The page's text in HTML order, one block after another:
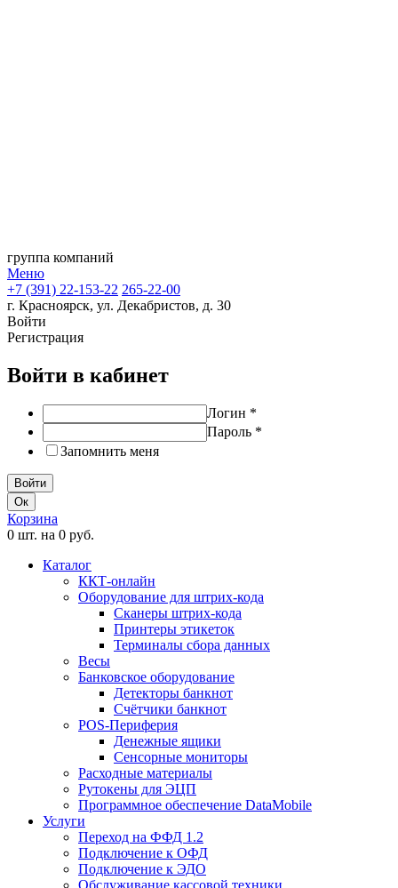
группа компаний
Меню
+7 (391) 22-153-22 265-22-00
г. Красноярск, ул. Декабристов, д. 30
Войти
Регистрация
Войти в кабинет
Логин *
Пароль *
Запомнить меня
Ок
Корзина
0 шт. на 0 руб.
Каталог
ККТ-онлайн
Оборудование для штрих-кода
Сканеры штрих-кода
Принтеры этикеток
Терминалы сбора данных
Весы
Банковское оборудование
Детекторы банкнот
Счётчики банкнот
POS-Периферия
Денежные ящики
Сенсорные мониторы
Расходные материалы
Рутокены для ЭЦП
Программное обеспечение DataMobile
Услуги
Переход на ФФД 1.2
Подключение к ОФД
Подключение к ЭДО